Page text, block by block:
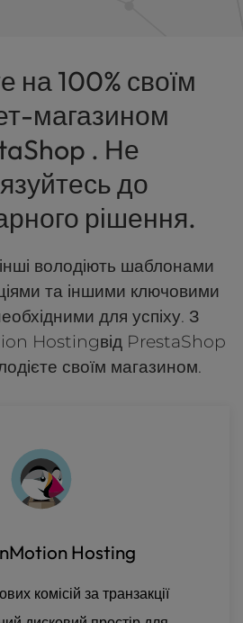
на 100% своїм
магазином
. Не
до
рішення.
володіють шаблонами
та іншими ключовими
для успіху. З
Hostingвід PrestaShop
своїм магазином.
Hosting
комісій за транзакції